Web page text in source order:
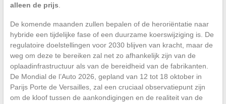
alleen de prijs
De komende maanden zullen bepalen of de heroriëntatie naar
hybride een tijdelijke fase of een duurzame koerswijziging is. De
regulatoire doelstellingen voor 2030 blijven van kracht, maar de
weg om deze te bereiken zal net zo afhankelijk zijn van de
oplaadinfrastructuur als van de bereidheid van de fabrikanten.
De Mondial de l’Auto 2026, gepland van 12 tot 18 oktober in
Parijs Porte de Versailles, zal een cruciaal observatiepunt zijn
om de kloof tussen de aankondigingen en de realiteit van de